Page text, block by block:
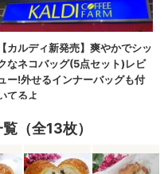
（全13枚）